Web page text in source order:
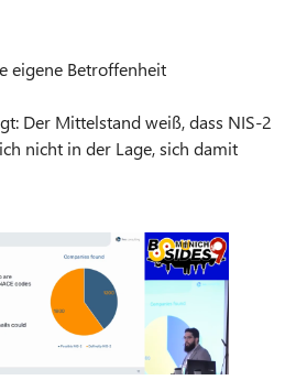
Betroffenheit
Der Mittelstand weiß, dass NIS-2
nicht in der Lage, sich damit